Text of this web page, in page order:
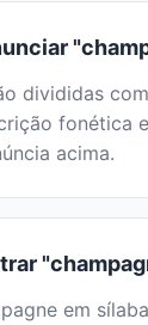
divididas
fonética
acima.
em